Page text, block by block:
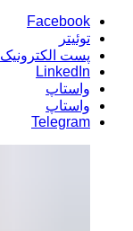
Facebook
توئیتر
پست الکترونیک
LinkedIn
واستاپ
واستاپ
Telegram